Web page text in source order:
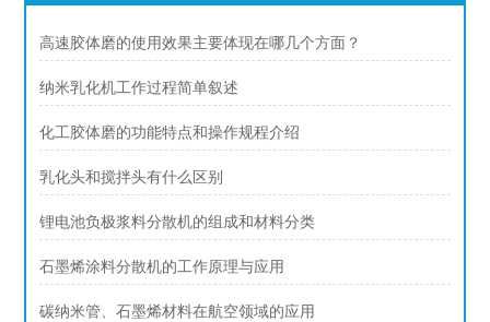
高速胶体磨的使用效果主要体现在哪几个方面？
纳米乳化机工作过程简单叙述
化工胶体磨的功能特点和操作规程介绍
乳化头和搅拌头有什么区别
锂电池负极浆料分散机的组成和材料分类
石墨烯涂料分散机的工作原理与应用
碳纳米管、石墨烯材料在航空领域的应用